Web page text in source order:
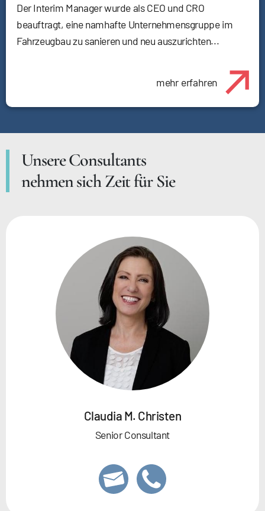
Der Interim Manager wurde als CEO und CRO
beauftragt, eine namhafte Unternehmensgruppe im
Fahrzeugbau zu sanieren und neu auszurichten...
mehr erfahren
Unsere Consultants
nehmen sich Zeit für Sie
Claudia M. Christen
Senior Consultant